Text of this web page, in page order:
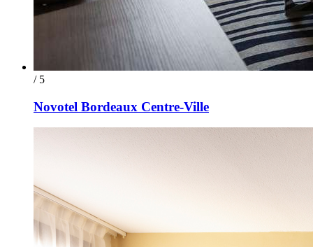
/ 5
Novotel Bordeaux Centre-Ville